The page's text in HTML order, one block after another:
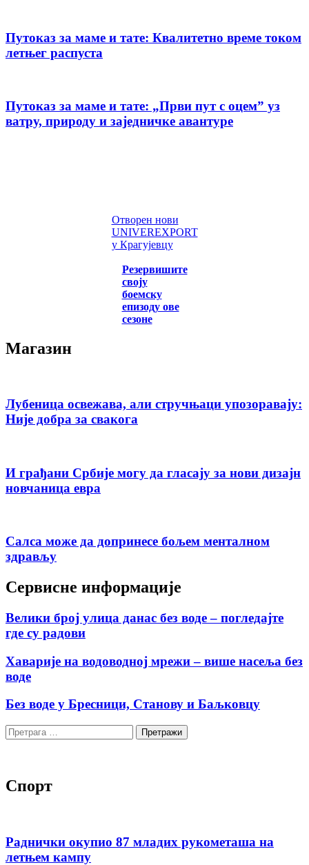
Путоказ за маме и тате: Квалитетно време током
летњег распуста
Путоказ за маме и тате: „Први пут с оцемˮ уз
ватру, природу и заједничке авантуре
Отворен нови
UNIVEREXPORT
у Крагујевцу
Резервишите
своју
боемску
епизоду ове
сезоне
Магазин
Лубеница освежава, али стручњаци упозоравају:
Није добра за свакога
И грађани Србије могу да гласају за нови дизајн
новчаница евра
Салса може да допринесе бољем менталном
здрављу
Сервисне информације
Велики број улица данас без воде – погледајте
где су радови
Хаварије на водоводној мрежи – више насеља без
воде
Без воде у Бресници, Станову и Баљковцу
Претрага
за:
Спорт
Раднички окупио 87 младих рукометаша на
летњем кампу